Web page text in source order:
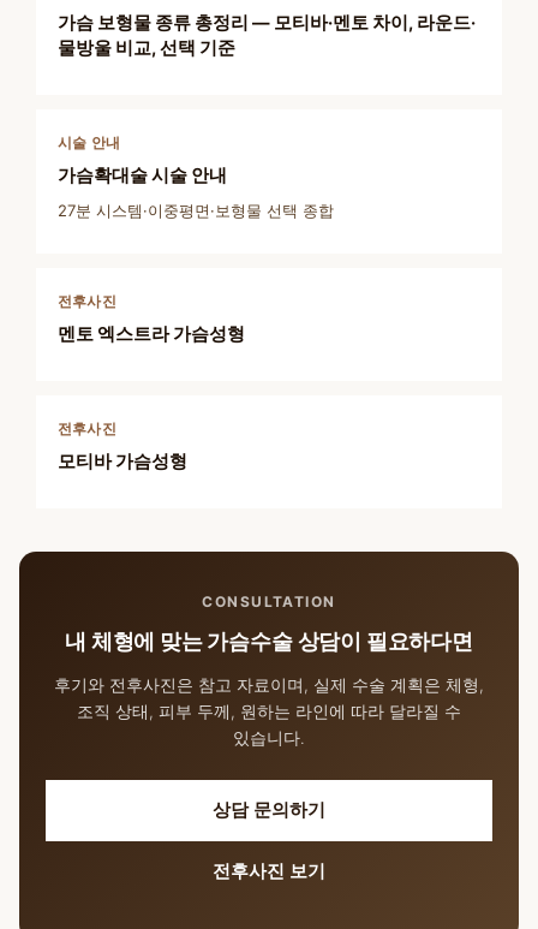
가슴 보형물 종류 총정리 — 모티바·멘토 차이, 라운드·
물방울 비교, 선택 기준
시술 안내
가슴확대술 시술 안내
27분 시스템·이중평면·보형물 선택 종합
전후사진
멘토 엑스트라 가슴성형
전후사진
모티바 가슴성형
CONSULTATION
내 체형에 맞는 가슴수술 상담이 필요하다면
후기와 전후사진은 참고 자료이며, 실제 수술 계획은 체형,
조직 상태, 피부 두께, 원하는 라인에 따라 달라질 수
있습니다.
상담 문의하기
전후사진 보기